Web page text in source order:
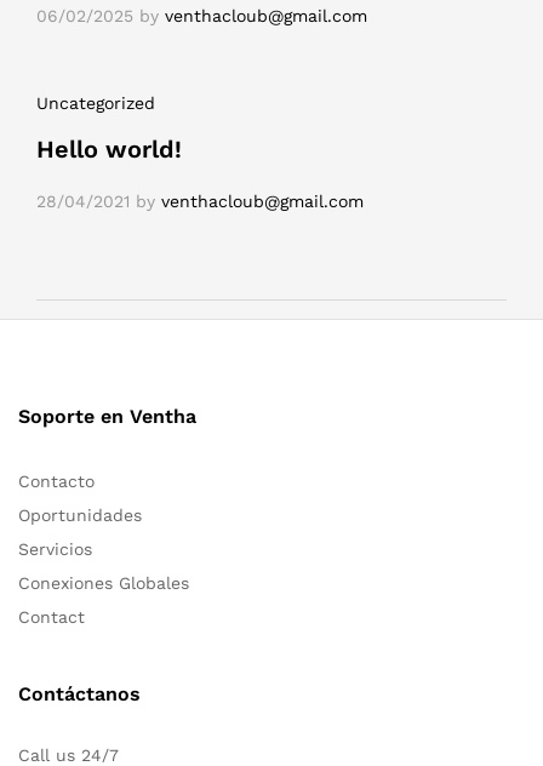
06/02/2025 by venthacloub@gmail.com
Uncategorized
Hello world!
28/04/2021 by venthacloub@gmail.com
Soporte en Ventha
Contacto
Oportunidades
Servicios
Conexiones Globales
Contact
Contáctanos
Call us 24/7